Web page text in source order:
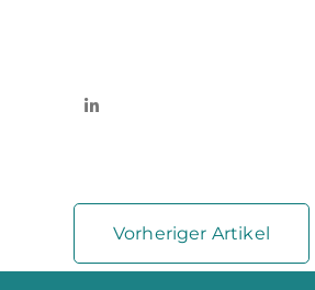
Vorheriger Artikel